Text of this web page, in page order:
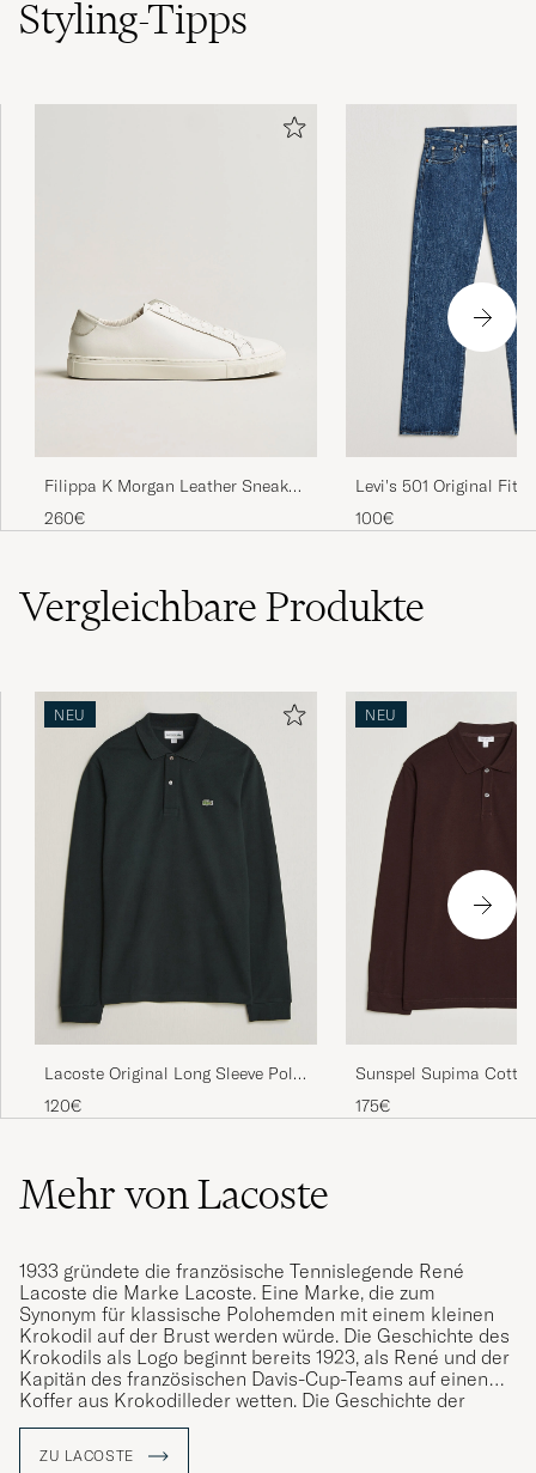
Snabbt, enkelt bra passform
GEKAUFT AM AUF CAREOFCARL.NO
GEKAUFT AM AUF CAREOFCARL.NO
Alles bestens, gerne wieder!
schnelle Lieferung verdienen eine sehr gut
Bewertung
KLAUS P GEKAUFT AM AUF CAREOFCARL.DE
ISOMPIA KOKOJA MYYNTIIN...TAI
LÄHDETÄÄN DERSMANNILLE JOLTA LÖYTYY
MIESTEN KOKOJA MYÖS. TER.PEKKA.T
GEKAUFT AM AUF CAREOFCARL.FI
Gute Qualität und sehr guter Lieferservice 5
GEKAUFT AM AUF CAREOFCARL.DE
Styling-Tipps
Filippa K Morgan Leather Sneaker
White
260€
Levi's 501 Original Fit
Stonewash
100€
VergleichbareProdukte
NEU
Lacoste Original Long Sleeve Polo
Piké Dark Varech
120€
NEU
Sunspel Supima
Sleeve Pique Polo
175€
Mehr von Lacoste
1933 gründete die französische Tennislegende René
Lacoste die Marke Lacoste. Eine Marke, die zum
Synonym für klassische Polohemden mit einem kleinen
Krokodil auf der Brust werden würde. Die Geschichte des
Krokodils als Logo beginnt bereits 1923, als René und der
Kapitän des französischen Davis-Cup-Teams auf einen
Koffer aus Krokodilleder wetten. Die Geschichte der
Wetten wurde in den Medien so populär, dass René "Le
Spitznamen erhalten hatte, stickte René ein Krokodil auf
ZU LACOSTE